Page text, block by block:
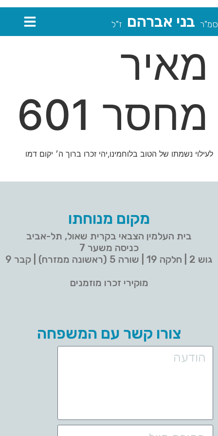
סמ"ר בני אברהם ז"ל
מאיר
מחסר 601
לעילוי נשמתו של הטוב בלוחמינו,יהי זכרו ברוך ה׳ יקום דמו
מקום מנוחתו
בית העלמין הצבאי בקרית שאול, תל-אביב
כניסה משער 7
גוש 2 | חלקה 19 | שורה 5 (ראשונה ממזרח) | קבר 9
מוקירי זכרו מוזמנים
צורו קשר עם המשפחה